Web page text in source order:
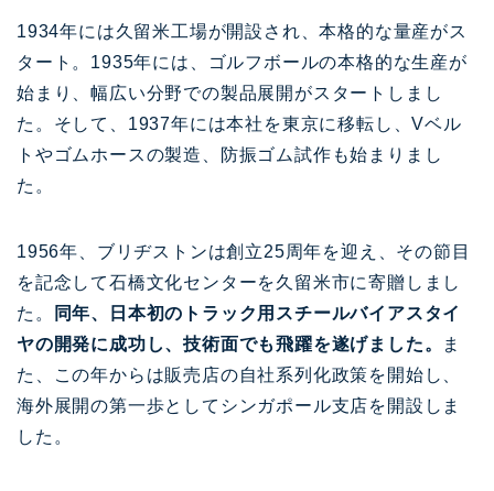
1934年には久留米工場が開設され、本格的な量産がス
タート。1935年には、ゴルフボールの本格的な生産が
始まり、幅広い分野での製品展開がスタートしまし
た。そして、1937年には本社を東京に移転し、Vベル
トやゴムホースの製造、防振ゴム試作も始まりまし
た。
1956年、ブリヂストンは創立25周年を迎え、その節目
を記念して石橋文化センターを久留米市に寄贈しまし
た。
同年、日本初のトラック用スチールバイアスタイ
ヤの開発に成功し、技術面でも飛躍を遂げました。
ま
た、この年からは販売店の自社系列化政策を開始し、
海外展開の第一歩としてシンガポール支店を開設しま
した。